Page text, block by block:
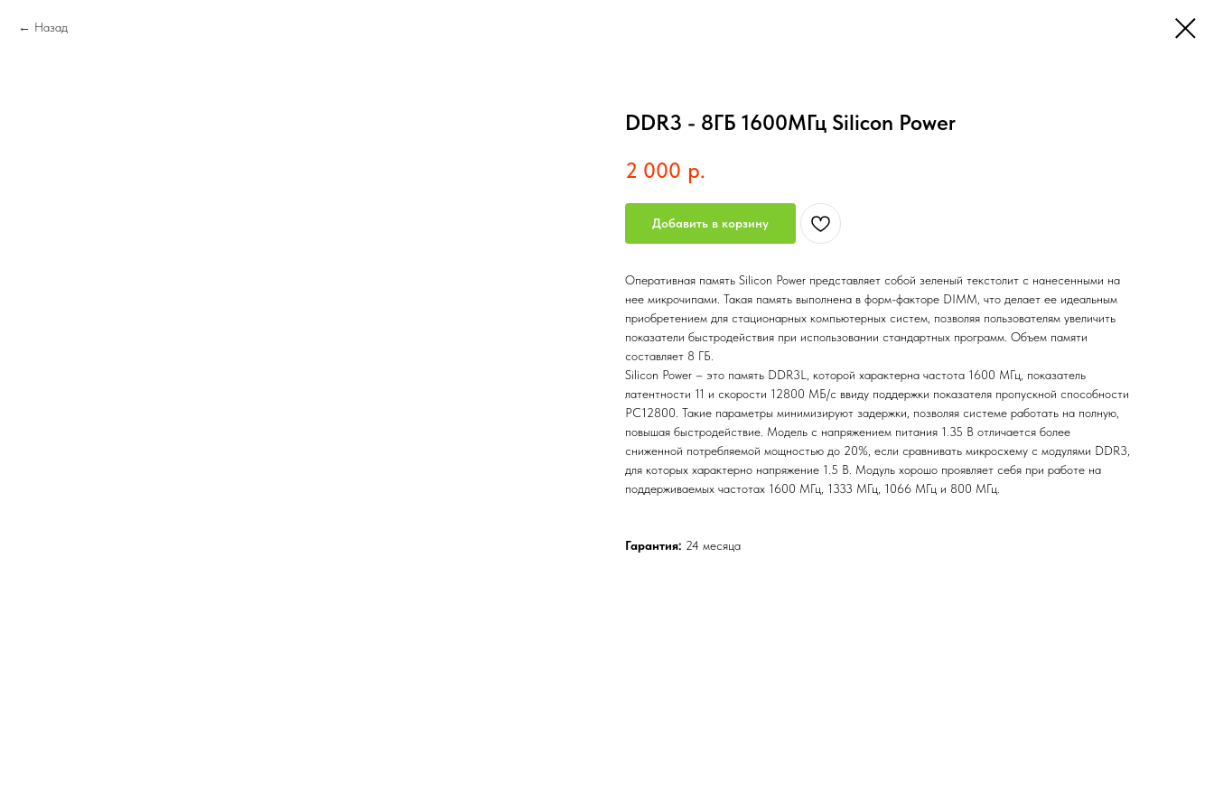
Назад
DDR3 - 8ГБ 1600МГц Silicon Power
2 000 р.
Добавить в корзину
Оперативная память Silicon Power представляет собой зеленый текстолит с нанесенными на
нее микрочипами. Такая память выполнена в форм-факторе DIMM, что делает ее идеальным
приобретением для стационарных компьютерных систем, позволяя пользователям увеличить
показатели быстродействия при использовании стандартных программ. Объем памяти
составляет 8 ГБ.
Silicon Power – это память DDR3L, которой характерна частота 1600 МГц, показатель
латентности 11 и скорости 12800 МБ/с ввиду поддержки показателя пропускной способности
PC12800. Такие параметры минимизируют задержки, позволяя системе работать на полную,
повышая быстродействие. Модель с напряжением питания 1.35 В отличается более
сниженной потребляемой мощностью до 20%, если сравнивать микросхему с модулями DDR3,
для которых характерно напряжение 1.5 В. Модуль хорошо проявляет себя при работе на
поддерживаемых частотах 1600 МГц, 1333 МГц, 1066 МГц и 800 МГц.
Гарантия: 24 месяца